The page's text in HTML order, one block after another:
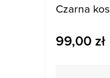
Czarna
99,00 zł